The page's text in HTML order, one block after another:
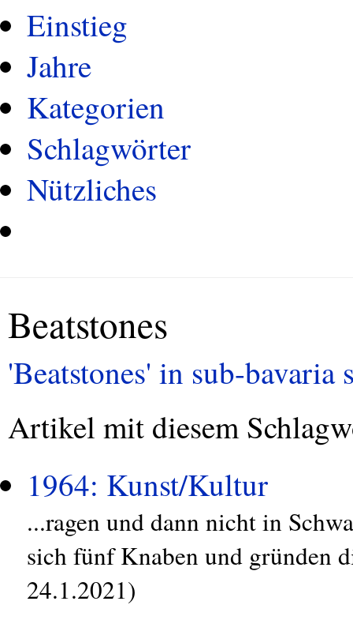
Einstieg
Jahre
Kategorien
Schlagwörter
Nützliches
Beatstones
'Beatstones' in sub-bavaria
Artikel mit diesem
1964: Kunst/Kultur
...ragen und dann nicht in
sich fünf Knaben und gründen
24.1.2021)